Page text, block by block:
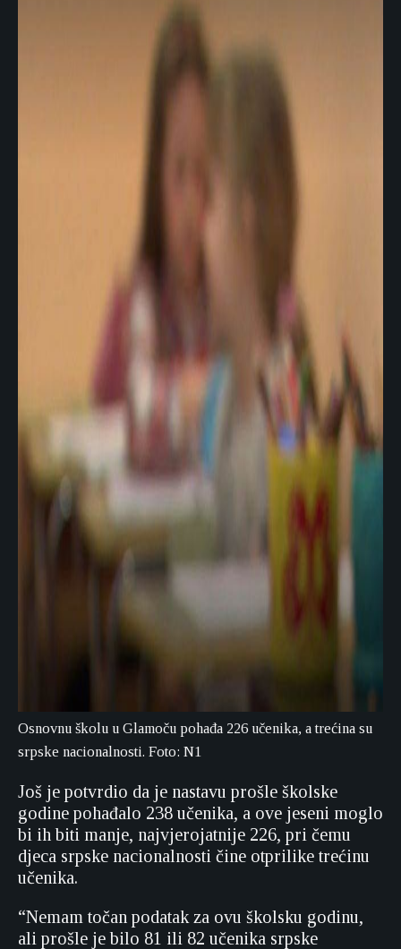
Osnovnu školu u Glamoču pohađa 226 učenika, a trećina su
srpske nacionalnosti. Foto: N1
Još je potvrdio da je nastavu prošle školske
godine pohađalo 238 učenika, a ove jeseni moglo
bi ih biti manje, najvjerojatnije 226, pri čemu
djeca srpske nacionalnosti čine otprilike trećinu
učenika.
“Nemam točan podatak za ovu školsku godinu,
ali prošle je bilo 81 ili 82 učenika srpske